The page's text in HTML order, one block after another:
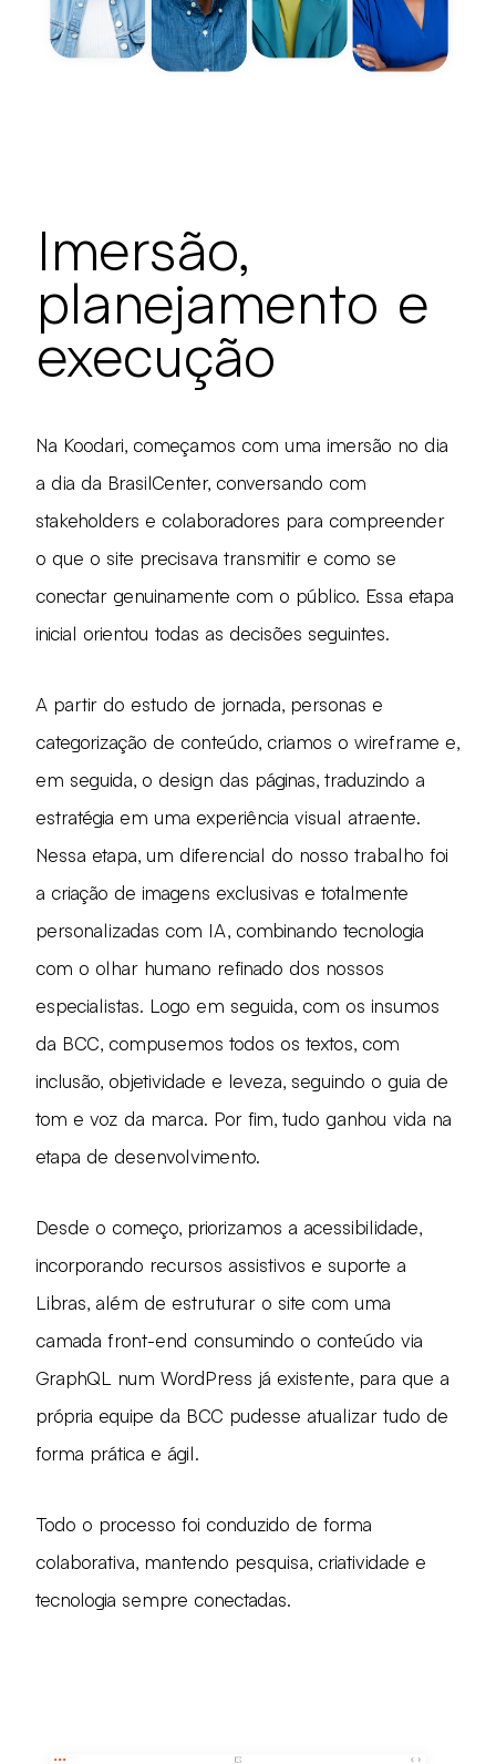
Imersão,
planejamento e
execução
Na Koodari, começamos com uma imersão no dia
a dia da BrasilCenter, conversando com
stakeholders e colaboradores para compreender
o que o site precisava transmitir e como se
conectar genuinamente com o público. Essa etapa
inicial orientou todas as decisões seguintes.
A partir do estudo de jornada, personas e
categorização de conteúdo, criamos o wireframe e,
em seguida, o design das páginas, traduzindo a
estratégia em uma experiência visual atraente.
Nessa etapa, um diferencial do nosso trabalho foi
a criação de imagens exclusivas e totalmente
personalizadas com IA, combinando tecnologia
com o olhar humano refinado dos nossos
especialistas. Logo em seguida, com os insumos
da BCC, compusemos todos os textos, com
inclusão, objetividade e leveza, seguindo o guia de
tom e voz da marca. Por fim, tudo ganhou vida na
etapa de desenvolvimento.
Desde o começo, priorizamos a acessibilidade,
incorporando recursos assistivos e suporte a
Libras, além de estruturar o site com uma
camada front-end consumindo o conteúdo via
GraphQL num WordPress já existente, para que a
própria equipe da BCC pudesse atualizar tudo de
forma prática e ágil.
Todo o processo foi conduzido de forma
colaborativa, mantendo pesquisa, criatividade e
tecnologia sempre conectadas.